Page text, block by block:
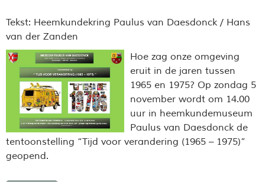
Tekst: Heemkundekring Paulus van Daesdonck / Hans
van der Zanden
Hoe zag onze omgeving
eruit in de jaren tussen
1965 en 1975? Op zondag 5
november wordt om 14.00
uur in heemkundemuseum
Paulus van Daesdonck de
tentoonstelling “Tijd voor verandering (1965 – 1975)”
geopend.